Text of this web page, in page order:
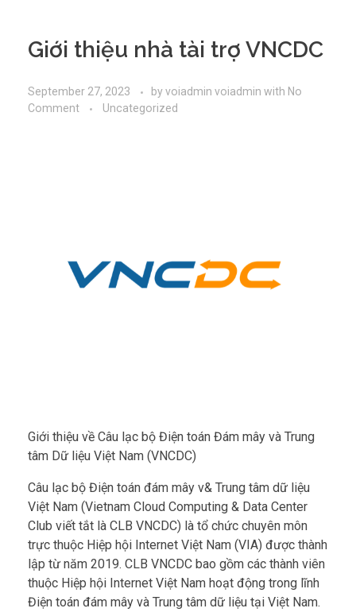
Giới thiệu nhà tài trợ VNCDC
September 27, 2023 byvoiadmin voiadmin with No
Comment
Uncategorized
Giới thiệu về Câu lạc bộ Điện toán Đám mây và Trung
tâm Dữ liệu Việt Nam (VNCDC)
Câu lạc bộ Điện toán đám mây v& Trung tâm dữ liệu
Việt Nam (Vietnam Cloud Computing & Data Center
Club viết tắt là CLB VNCDC) là tổ chức chuyên môn
trực thuộc Hiệp hội Internet Việt Nam (VIA) được thành
lập từ năm 2019. CLB VNCDC bao gồm các thành viên
thuộc Hiệp hội Internet Việt Nam hoạt động trong lĩnh
Điện toán đám mây và Trung tâm dữ liệu tại Việt Nam.